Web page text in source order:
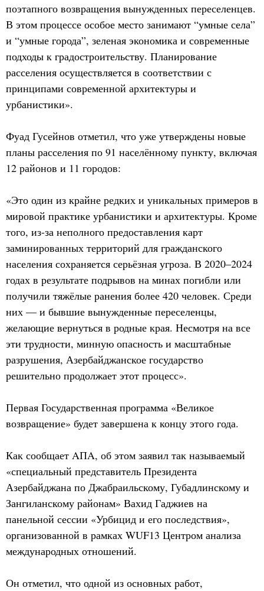
поэтапного возвращения вынужденных переселенцев.
В этом процессе особое место занимают “умные села”
и “умные города”, зеленая экономика и современные
подходы к градостроительству. Планирование
расселения осуществляется в соответствии с
принципами современной архитектуры и
урбанистики».
Фуад Гусейнов отметил, что уже утверждены новые
планы расселения по 91 населённому пункту, включая
12 районов и 11 городов:
«Это один из крайне редких и уникальных примеров в
мировой практике урбанистики и архитектуры. Кроме
того, из-за неполного предоставления карт
заминированных территорий для гражданского
населения сохраняется серьёзная угроза. В 2020–2024
годах в результате подрывов на минах погибли или
получили тяжёлые ранения более 420 человек. Среди
них — и бывшие вынужденные переселенцы,
желающие вернуться в родные края. Несмотря на все
эти трудности, минную опасность и масштабные
разрушения, Азербайджанское государство
решительно продолжает этот процесс».
Первая Государственная программа «Великое
возвращение» будет завершена к концу этого года.
Как сообщает AПA, об этом заявил так называемый
«специальный представитель Президента
Азербайджана по Джабраильскому, Губадлинскому и
Зангиланскому районам» Вахид Гаджиев на
панельной сессии «Урбицид и его последствия»,
организованной в рамках WUF13 Центром анализа
международных отношений.
Он отметил, что одной из основных работ,